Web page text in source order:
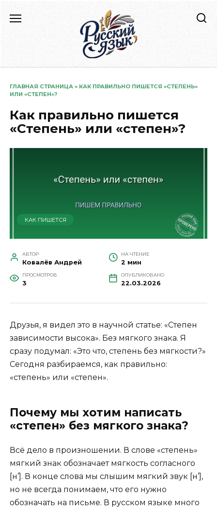
содержанию
ГЛАВНАЯ СТРАНИЦА » КАК ПРАВИЛЬНО ПИШЕТСЯ «СТЕПЕНЬ»
ИЛИ «СТЕПЕН»?
Как правильно пишется
«Степень» или «степен»?
КАК ПИШЕТСЯ
АВТОР
Ковалёв Андрей
НА ЧТЕНИЕ
2 мин
ПРОСМОТРОВ
3
ОПУБЛИКОВАНО
22.03.2026
Друзья, я видел это в научной статье: «Степен
зависимости высока». Без мягкого знака. Я
сразу подумал: «Это что, степень без мягкости?»
Сегодня разбираемся, как правильно:
«степень» или «степен».
Почему мы хотим написать
«степен» без мягкого знака?
Всё дело в произношении. В слове «степень»
мягкий знак обозначает мягкость согласного
[н’]. В конце слова мы слышим мягкий звук [н’],
но не всегда понимаем, что его нужно
обозначать на письме. В русском языке много